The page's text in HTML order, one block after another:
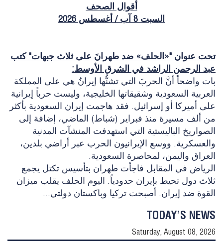
أقوال الصحف
السبت 8 آب / أغسطس 2026
تحت عنوان "«الحلف» ضد طهرانَ على ثلاث جبهات" كتب
عبد الرحمن الراشد في الشرق الأوسط:
بات واضحاً أنَّ الحربَ التي تشنُّها إيرانُ هي على المملكة
العربية السعودية وشقيقاتها الخليجية، وليست حرباً إيرانية
على أميركا أو إسرائيل. فقد هاجمت إيران السعودية بأكثر
من ألف مسيرة منذ فبراير (شباط) الماضي، إضافة إلى
الصواريخ الباليستية التي استهدفت المنشآت المدنية
والعسكرية. ووسع الإيرانيون الحرب عبر أراضي بلدين،
العراق واليمن، لمحاصرة السعودية.
الرياض في المقابل فاجأت طهران بتأسيس تكتل يجمع
ثلاث دول تحيط بإيران حدودياً. اليوم الحلف يقلب ميزان
القوة ضد إيران. أصبحت تركيا وباكستان دولتي...
TODAY’S NEWS
Saturday, August 08, 2026